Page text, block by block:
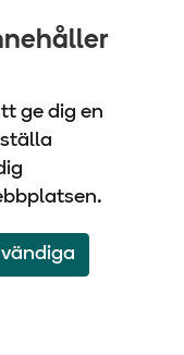
ge dig en
| 761 29 Norrtälje
på LinkedIn